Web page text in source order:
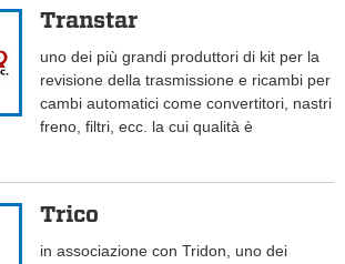
Transtar
uno dei più grandi produttori di kit per la
revisione della trasmissione e ricambi per
cambi automatici come convertitori, nastri
freno, filtri, ecc. la cui qualità è
Trico
in associazione con Tridon, uno dei